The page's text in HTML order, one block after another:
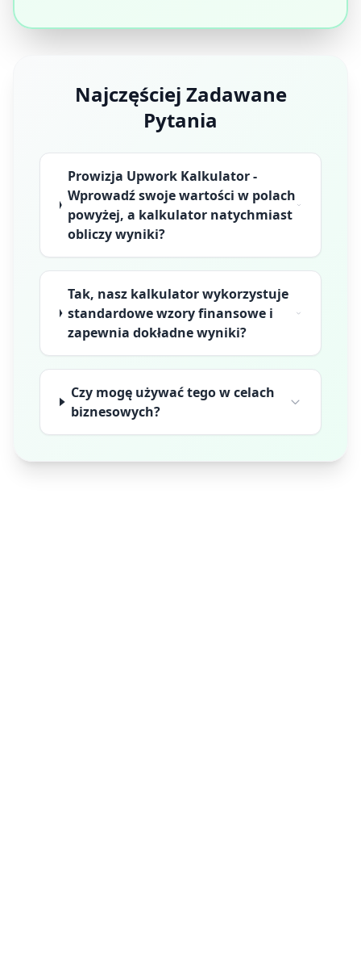
Najczęściej Zadawane
Pytania
Prowizja Upwork Kalkulator -
Wprowadź swoje wartości w polach
powyżej, a kalkulator natychmiast
obliczy wyniki?
Tak, nasz kalkulator wykorzystuje
standardowe wzory finansowe i
zapewnia dokładne wyniki?
Czy mogę używać tego w celach
biznesowych?